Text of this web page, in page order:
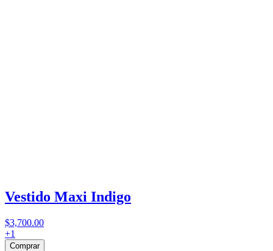
Vestido Maxi Indigo
$3,700.00
+1
Comprar